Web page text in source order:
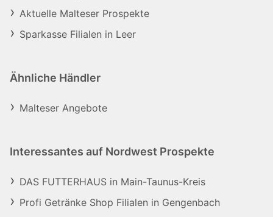
Aktuelle Malteser Prospekte
Sparkasse Filialen in Leer
Ähnliche Händler
Malteser Angebote
Interessantes auf Nordwest Prospekte
DAS FUTTERHAUS in Main-Taunus-Kreis
Profi Getränke Shop Filialen in Gengenbach